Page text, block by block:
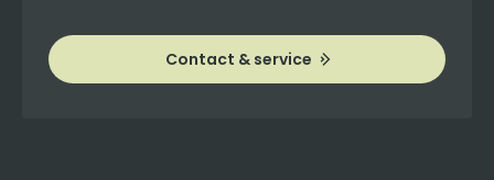
Contact & service